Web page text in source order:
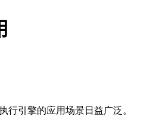
行引擎的应用场景日益广泛。